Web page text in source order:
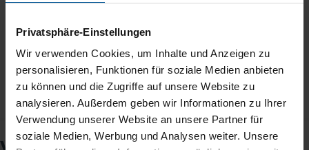
Privatsphäre-Einstellungen
Wir verwenden Cookies, um Inhalte und Anzeigen zu
personalisieren, Funktionen für soziale Medien anbieten
zu können und die Zugriffe auf unsere Website zu
analysieren. Außerdem geben wir Informationen zu Ihrer
Verwendung unserer Website an unsere Partner für
soziale Medien, Werbung und Analysen weiter. Unsere